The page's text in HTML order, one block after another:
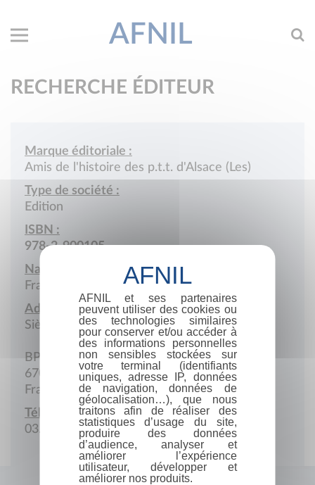
AFNIL
RECHERCHE ÉDITEUR
Marque éditoriale :
Amis de l'histoire des p.t.t. d'Alsace (Les)
Type de société :
Edition
ISBN :
978-2-900105
Nationalité :
France
Adresse :
Siège social
BP 153-R 4
67004 Strasbourg cedex
France
Téléphone :
03.88.32.49.50
AFNIL et ses partenaires
peuvent utiliser des cookies ou
des technologies similaires
pour conserver et/ou accéder à
des informations personnelles
non sensibles stockées sur
votre terminal (identifiants
uniques, adresse IP, données
de navigation, données de
géolocalisation…), que nous
traitons afin de réaliser des
statistiques d’usage du site,
produire des données
d’audience, analyser et
améliorer l’expérience
utilisateur, développer et
améliorer nos produits.